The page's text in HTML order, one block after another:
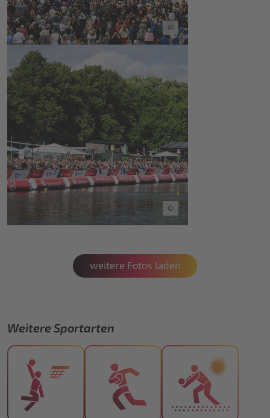
©
©
weitere Fotos laden
Weitere Sportarten